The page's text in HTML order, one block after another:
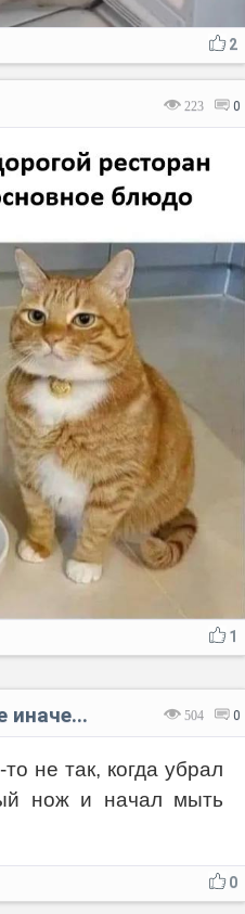
2
223 0
1
504 0
иначе...
не так, когда убрал
нож и начал мыть
0